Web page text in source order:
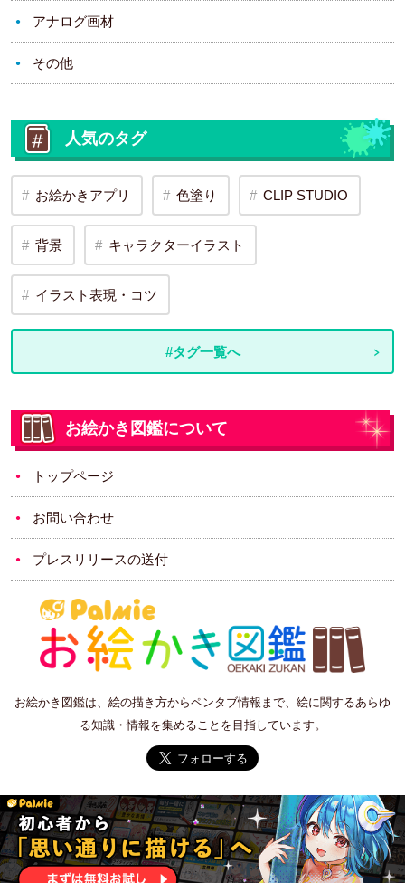
アナログ画材
その他
人気のタグ
お絵かきアプリ 色塗り CLIP STUDIO
背景 キャラクターイラスト
イラスト表現・コツ
#タグ一覧へ
お絵かき図鑑について
トップページ
お問い合わせ
プレスリリースの送付
お絵かき図鑑は、絵の描き方からペンタブ情報まで、絵に関するあらゆ
る知識・情報を集めることを目指しています。